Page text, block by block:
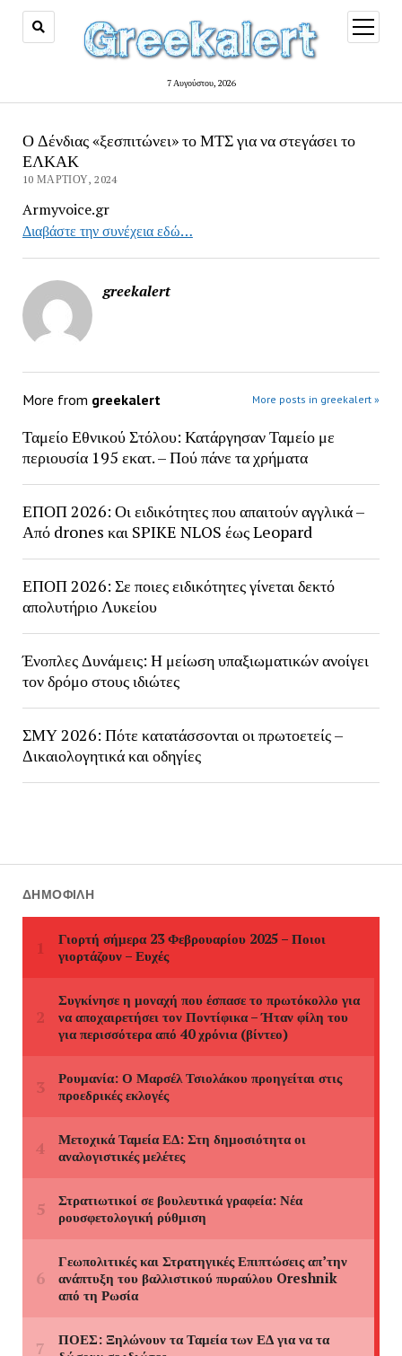
7 Αυγούστου, 2026
open
menu
Ο Δένδιας «ξεσπιτώνει» το ΜΤΣ για να στεγάσει το
ΕΛΚΑΚ
10 ΜΑΡΤΊΟΥ, 2024
Armyvoice.gr
Διαβάστε την συνέχεια εδώ…
greekalert
More from greekalert More posts in greekalert »
Ταμείο Εθνικού Στόλου: Κατάργησαν Ταμείο με
περιουσία 195 εκατ. – Πού πάνε τα χρήματα
ΕΠΟΠ 2026: Οι ειδικότητες που απαιτούν αγγλικά –
Από drones και SPIKE NLOS έως Leopard
ΕΠΟΠ 2026: Σε ποιες ειδικότητες γίνεται δεκτό
απολυτήριο Λυκείου
Ένοπλες Δυνάμεις: Η μείωση υπαξιωματικών ανοίγει
τον δρόμο στους ιδιώτες
ΣΜΥ 2026: Πότε κατατάσσονται οι πρωτοετείς –
Δικαιολογητικά και οδηγίες
ΔΗΜΟΦΙΛΉ